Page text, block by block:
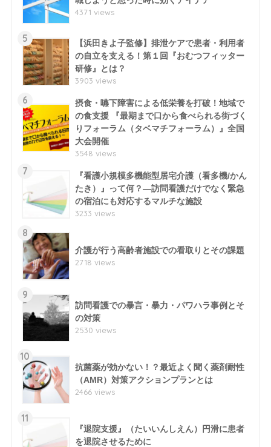
4371 views
5
【浜田きよ子監修】排泄ケアで患者・利用者
の自立を支える！第１回『おむつフィッター
研修』とは？
3903 views
6
摂食・嚥下障害による低栄養を打破！地域で
の食支援 『最期まで口から食べられる街づく
りフォーラム（タベマチフォーラム）』全国
大会開催
3548 views
7
『看護小規模多機能型居宅介護（看多機/かん
たき）』って何？―訪問看護だけでなく緊急
の宿泊にも対応するマルチな施設
3233 views
8
介護が行う高齢者施設での看取りとその課題
2718 views
9
訪問看護での暴言・暴力・パワハラ事例とそ
の対策
2530 views
10
抗菌薬が効かない！？最近よく聞く薬剤耐性
（AMR）対策アクションプランとは
2466 views
11
『退院支援』（たいいんしえん）円滑に患者
を退院させるために